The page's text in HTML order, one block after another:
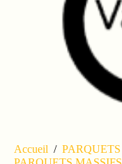
Accueil / PARQUETS